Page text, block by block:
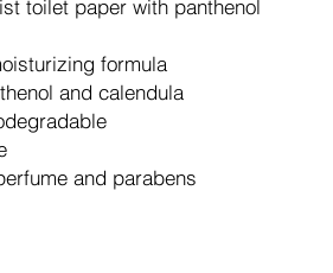
toilet paper with panthenol
formula
and calendula
and parabens